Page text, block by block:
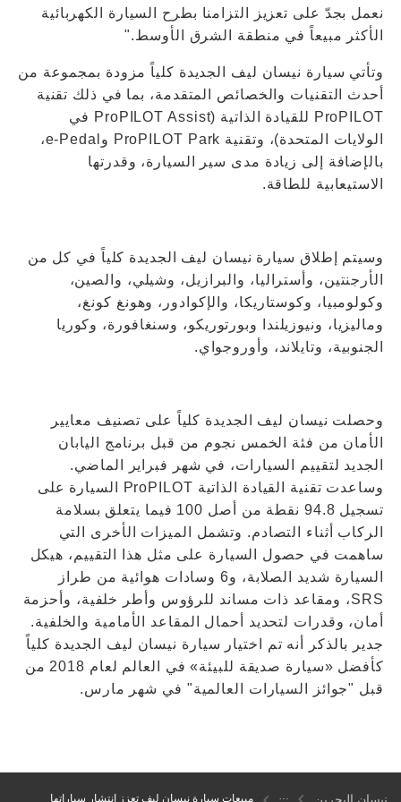
نعمل بجدّ على تعزيز التزامنا بطرح السيارة الكهربائية
الأكثر مبيعاً في منطقة الشرق الأوسط."
وتأتي سيارة نيسان ليف الجديدة كلياً مزودة بمجموعة من
أحدث التقنيات والخصائص المتقدمة، بما في ذلك تقنية
ProPILOT للقيادة الذاتية (ProPILOT Assist في
الولايات المتحدة)، وتقنية ProPILOT Park وe-Pedal،
بالإضافة إلى زيادة مدى سير السيارة، وقدرتها
الاستيعابية للطاقة.
وسيتم إطلاق سيارة نيسان ليف الجديدة كلياً في كل من
الأرجنتين، وأستراليا، والبرازيل، وشيلي، والصين،
وكولومبيا، وكوستاريكا، والإكوادور، وهونغ كونغ،
وماليزيا، ونيوزيلندا وبورتوريكو، وسنغافورة، وكوريا
الجنوبية، وتايلاند، وأوروجواي.
وحصلت نيسان ليف الجديدة كلياً على تصنيف معايير
الأمان من فئة الخمس نجوم من قبل برنامج اليابان
الجديد لتقييم السيارات، في شهر فبراير الماضي.
وساعدت تقنية القيادة الذاتية ProPILOT السيارة على
تسجيل 94.8 نقطة من أصل 100 فيما يتعلق بسلامة
الركاب أثناء التصادم. وتشمل الميزات الأخرى التي
ساهمت في حصول السيارة على مثل هذا التقييم، هيكل
السيارة شديد الصلابة، و6 وسادات هوائية من طراز
SRS، ومقاعد ذات مساند للرؤوس وأطر خلفية، وأحزمة
أمان، وقدرات لتحديد أحمال المقاعد الأمامية والخلفية.
جدير بالذكر أنه تم اختيار سيارة نيسان ليف الجديدة كلياً
كأفضل «سيارة صديقة للبيئة» في العالم لعام 2018 من
قبل "جوائز السيارات العالمية" في شهر مارس.
نيسان البحرين
مبيعات سيارة نيسان ليف تعزز انتشار سياراتها